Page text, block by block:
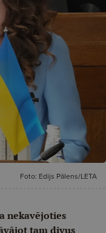
Foto: Edijs Pālens/LETA
nekavējoties
tam divus